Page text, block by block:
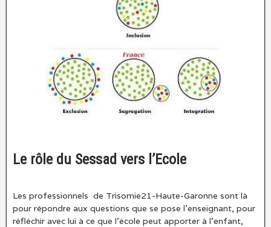
Le rôle du Sessad vers l’Ecole
Les professionnels de Trisomie21-Haute-Garonne sont là
pour répondre aux questions que se pose l’enseignant, pour
réfléchir avec lui à ce que l’école peut apporter à l’enfant,